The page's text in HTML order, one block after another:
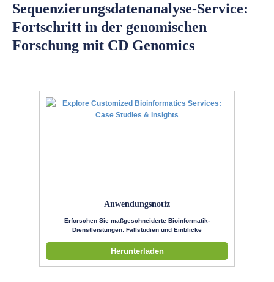
Sequenzierungsdatenanalyse-Service:
Fortschritt in der genomischen
Forschung mit CD Genomics
Anwendungsnotiz
Erforschen Sie maßgeschneiderte Bioinformatik-
Dienstleistungen: Fallstudien und Einblicke
Herunterladen